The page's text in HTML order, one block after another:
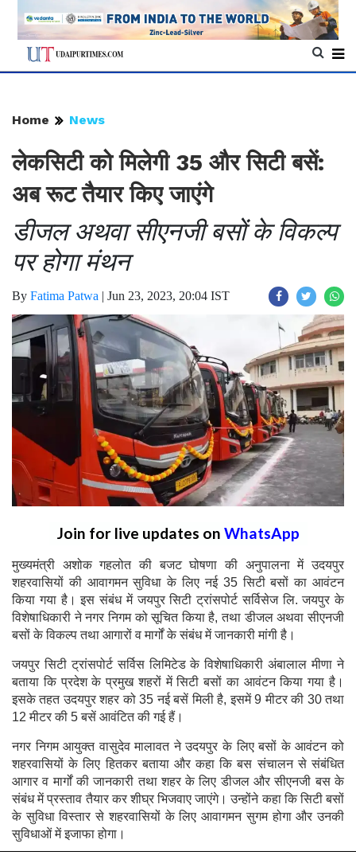
Home News
लेकसिटी को मिलेगी 35 और सिटी बसें:
अब रूट तैयार किए जाएंगे
डीजल अथवा सीएनजी बसों के विकल्प
पर होगा मंथन
By Fatima Patwa | Jun 23, 2023, 20:04 IST
Join for live updates on WhatsApp
मुख्यमंत्री अशोक गहलोत की बजट घोषणा की अनुपालना में उदयपुर
शहरवासियों की आवागमन सुविधा के लिए नई 35 सिटी बसों का आवंटन
किया गया है। इस संबंध में जयपुर सिटी ट्रांसपोर्ट सर्विसेज लि. जयपुर के
विशेषाधिकारी ने नगर निगम को सूचित किया है, तथा डीजल अथवा सीएनजी
बसों के विकल्प तथा आगारों व मार्गों के संबंध में जानकारी मांगी है।
जयपुर सिटी ट्रांसपोर्ट सर्विस लिमिटेड के विशेषाधिकारी अंबालाल मीणा ने
बताया कि प्रदेश के प्रमुख शहरों में सिटी बसों का आवंटन किया गया है।
इसके तहत उदयपुर शहर को 35 नई बसें मिली है, इसमें 9 मीटर की 30 तथा
12 मीटर की 5 बसें आवंटित की गई हैं।
नगर निगम आयुक्त वासुदेव मालावत ने उदयपुर के लिए बसों के आवंटन को
शहरवासियों के लिए हितकर बताया और कहा कि बस संचालन से संबंधित
आगार व मार्गों की जानकारी तथा शहर के लिए डीजल और सीएनजी बस के
संबंध में प्रस्ताव तैयार कर शीघ्र भिजवाए जाएंगे। उन्होंने कहा कि सिटी बसों
के सुविधा विस्तार से शहरवासियों के लिए आवागमन सुगम होगा और उनकी
सुविधाओं में इजाफा होगा।